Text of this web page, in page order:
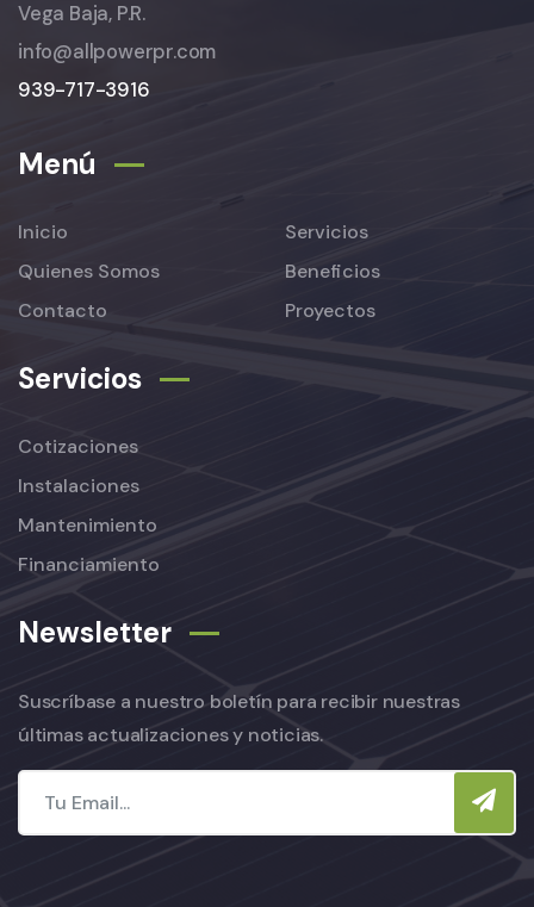
Vega Baja, P.R.
info@allpowerpr.com
939-717-3916
Menú
Inicio
Quienes Somos
Contacto
Servicios
Beneficios
Proyectos
Servicios
Cotizaciones
Instalaciones
Mantenimiento
Financiamiento
Newsletter
Suscríbase a nuestro boletín para recibir nuestras
últimas actualizaciones y noticias.